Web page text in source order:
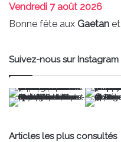
Vendredi 7 août 2026
Bonne fête aux Gaetan et
Suivez-nous sur Instagram
Articles les plus consultés